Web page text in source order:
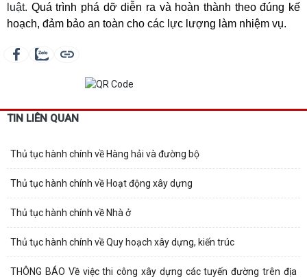
luật. Quá trình phá dỡ diễn ra và hoàn thành theo đúng kế
hoạch, đảm bảo an toàn cho các lực lượng làm nhiệm vụ.
TIN LIÊN QUAN
Thủ tục hành chính về Hàng hải và đường bộ
Thủ tục hành chính về Hoạt động xây dựng
Thủ tục hành chính về Nhà ở
Thủ tục hành chính về Quy hoạch xây dựng, kiến trúc
THÔNG BÁO Về việc thi công xây dựng các tuyến đường trên địa